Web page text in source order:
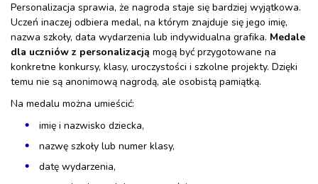
Personalizacja sprawia, że nagroda staje się bardziej wyjątkowa.
Uczeń inaczej odbiera medal, na którym znajduje się jego imię,
nazwa szkoły, data wydarzenia lub indywidualna grafika. Medale
dla uczniów z personalizacją mogą być przygotowane na
konkretne konkursy, klasy, uroczystości i szkolne projekty. Dzięki
temu nie są anonimową nagrodą, ale osobistą pamiątką.
Na medalu można umieścić:
imię i nazwisko dziecka,
nazwę szkoły lub numer klasy,
datę wydarzenia,